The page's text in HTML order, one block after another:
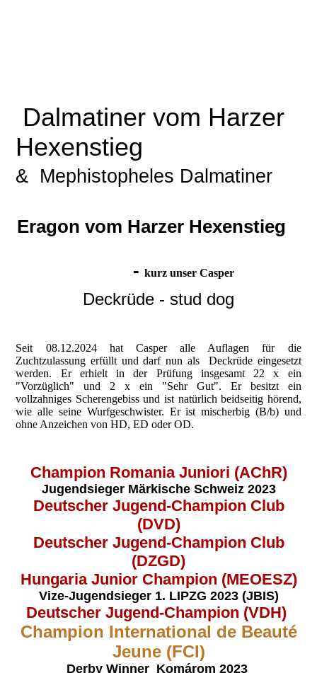
Dalmatiner vom Harzer
Hexenstieg
& Mephistopheles Dalmatiner
Eragon vom Harzer Hexenstieg
- kurz unser Casper
Deckrüde - stud dog
Seit 08.12.2024 hat Casper alle Auflagen für die
Zuchtzulassung erfüllt und darf nun als Deckrüde eingesetzt
werden. Er erhielt in der Prüfung insgesamt 22 x ein
"Vorzüglich" und 2 x ein "Sehr Gut". Er besitzt ein
vollzahniges Scherengebiss und ist natürlich beidseitig hörend,
wie alle seine Wurfgeschwister. Er ist mischerbig (B/b) und
ohne Anzeichen von HD, ED oder OD.
Champion Romania Juniori (AChR)
Jugendsieger Märkische Schweiz 2023
Deutscher Jugend-Champion Club
(DVD)
Deutscher Jugend-Champion Club
(DZGD)
Hungaria Junior Champion (MEOESZ)
Vize-Jugendsieger 1. LIPZG 2023 (JBIS)
Deutscher Jugend-Champion (VDH)
Champion International de Beauté
Jeune (FCI)
Derby Winner Komárom 2023